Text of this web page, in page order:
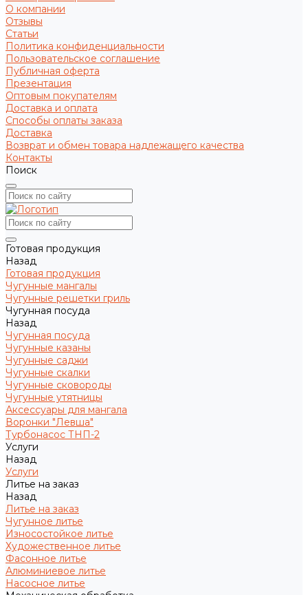
О компании
Отзывы
Статьи
Политика конфиденциальности
Пользовательское соглашение
Публичная оферта
Презентация
Оптовым покупателям
Доставка и оплата
Способы оплаты заказа
Доставка
Возврат и обмен товара надлежащего качества
Контакты
Поиск
Готовая продукция
Назад
Готовая продукция
Чугунные мангалы
Чугунные решетки гриль
Чугунная посуда
Назад
Чугунная посуда
Чугунные казаны
Чугунные саджи
Чугунные скалки
Чугунные сковороды
Чугунные утятницы
Аксессуары для мангала
Воронки "Левша"
Турбонасос ТНП-2
Услуги
Назад
Услуги
Литье на заказ
Назад
Литье на заказ
Чугунное литье
Износостойкое литье
Художественное литье
Фасонное литье
Алюминиевое литье
Насосное литье